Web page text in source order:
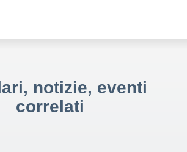
notizie, eventi
correlati